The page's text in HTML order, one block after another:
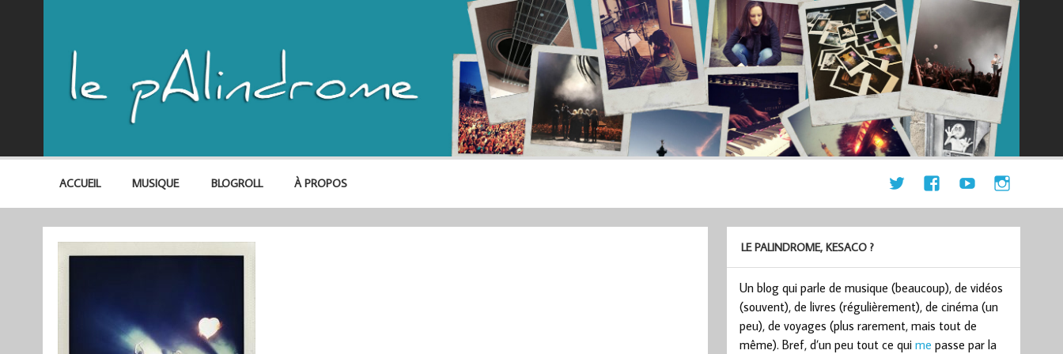
ACCUEIL MUSIQUE BLOGROLL À PROPOS
LE PALINDROME, KESACO ?
Un blog qui parle de musique (beaucoup), de vidéos
(souvent), de livres (régulièrement), de cinéma (un
peu), de voyages (plus rarement, mais tout de
même). Bref, d’un peu tout ce quime passe par la